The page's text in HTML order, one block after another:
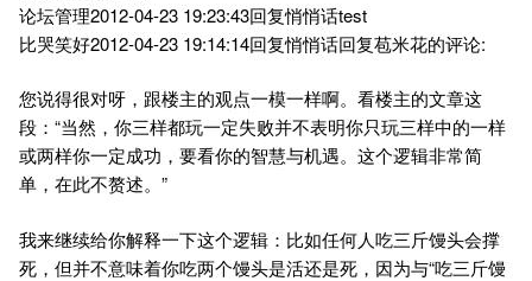
论坛管理2012-04-23 19:23:43回复悄悄话test
比哭笑好2012-04-23 19:14:14回复悄悄话回复苞米花的评论:
您说得很对呀，跟楼主的观点一模一样啊。看楼主的文章这
段：“当然，你三样都玩一定失败并不表明你只玩三样中的一样
或两样你一定成功，要看你的智慧与机遇。这个逻辑非常简
单，在此不赘述。”
我来继续给你解释一下这个逻辑：比如任何人吃三斤馒头会撑
死，但并不意味着你吃两个馒头是活还是死，因为与“吃三斤馒